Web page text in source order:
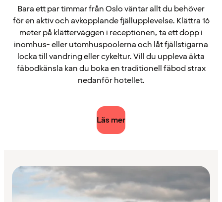
Bara ett par timmar från Oslo väntar allt du behöver
för en aktiv och avkopplande fjällupplevelse. Klättra 16
meter på klätterväggen i receptionen, ta ett dopp i
inomhus- eller utomhuspoolerna och låt fjällstigarna
locka till vandring eller cykeltur. Vill du uppleva äkta
fäbodkänsla kan du boka en traditionell fäbod strax
nedanför hotellet.
Läs mer